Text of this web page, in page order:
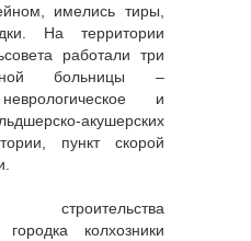
имелись тиры,
На территории
работали три
больницы –
и
акушерских
пункт скорой
городка колхозники